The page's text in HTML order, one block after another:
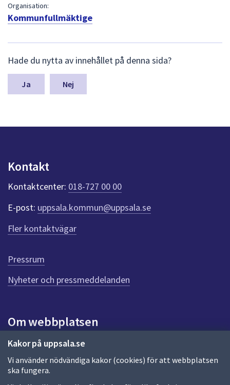
Kakor på uppsala.se
Vi använder nödvändiga kakor (cookies) för att webbplatsen
ska fungera.
Organisation:
Kommunfullmäktige
ä
m
a
n
k
t
e
r
f
ö
r
e
n
n
a
d
a
Hade du nytta av innehållet på denna sida?
Nej
Kontakt
Kontaktcenter: 018-727 00 00
E-post: uppsala.kommun@uppsala.se
Fler kontaktvägar
Pressrum
Nyheter och pressmeddelanden
Om webbplatsen
Om webbplatsen
Allmänna handlingar och diarium
Behandling av personuppgifter